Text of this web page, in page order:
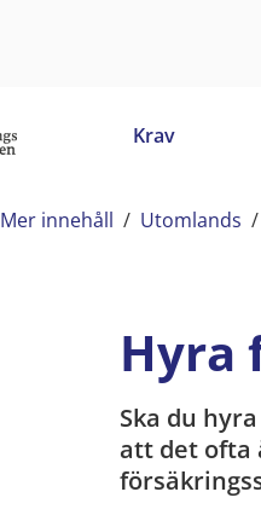
Krav
Mer innehåll / Utomlands /
Hyra
Ska du
att det ofta